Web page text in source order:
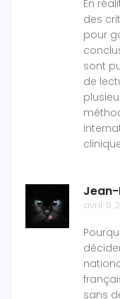
En
des
pour
sont
de
Jean-
avril 9
sans